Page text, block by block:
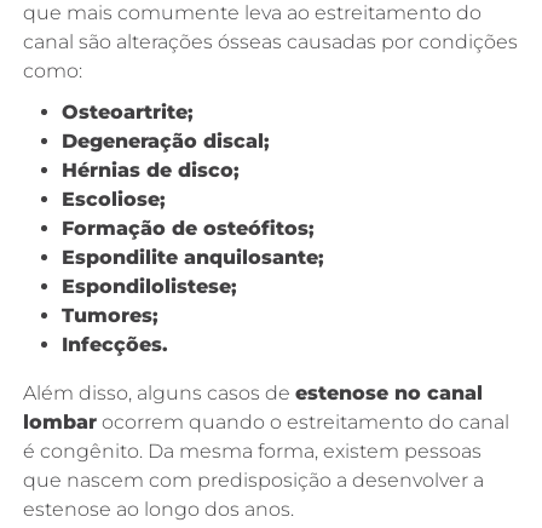
que mais comumente leva ao estreitamento do
canal são alterações ósseas causadas por condições
como:
Osteoartrite;
Degeneração discal;
Hérnias de disco;
Escoliose;
Formação de osteófitos;
Espondilite anquilosante;
Espondilolistese;
Tumores;
Infecções.
Além disso, alguns casos deestenose no canal
lombar ocorrem quando o estreitamento do canal
é congênito. Da mesma forma, existem pessoas
que nascem com predisposição a desenvolver a
estenose ao longo dos anos.